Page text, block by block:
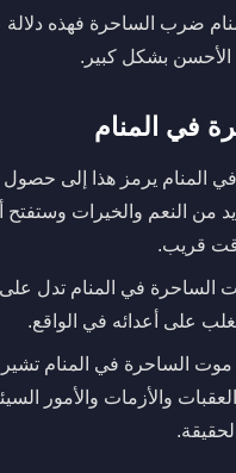
ضرب الساحرة فهذه دلالة
الأحسن بشكل كبير.
في المنام
المنام يرمز هذا إلى
من النعم والخيرات وستفتح
قريب.
الساحرة في المنام تدل على
على أعدائه في الواقع.
موت الساحرة في المنام تشير
والأزمات والأمور